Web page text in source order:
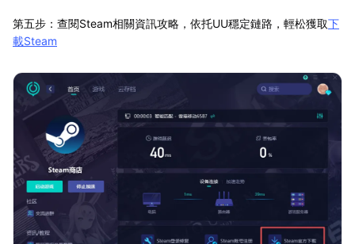
第五步：查閱Steam相關資訊攻略，依托UU穩定鏈路，輕松獲取下
載Steam